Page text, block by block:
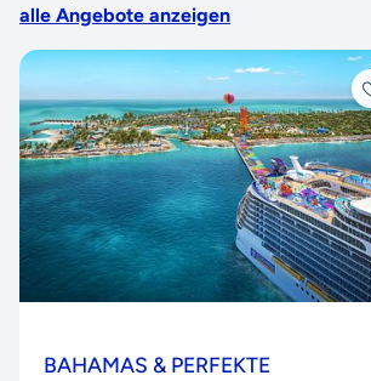
alle Angebote anzeigen
BAHAMAS & PERFEKTE